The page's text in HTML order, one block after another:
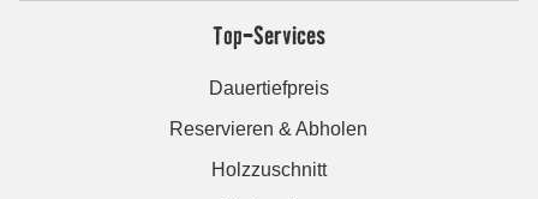
Top-Services
Dauertiefpreis
Reservieren & Abholen
Holzzuschnitt